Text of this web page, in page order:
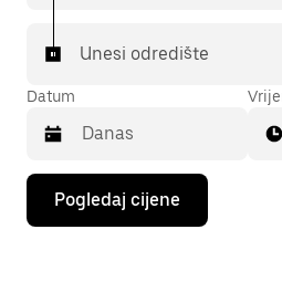
Unesi odredište
Datum
Pritisni
tipku
sa
Pogledaj cijene